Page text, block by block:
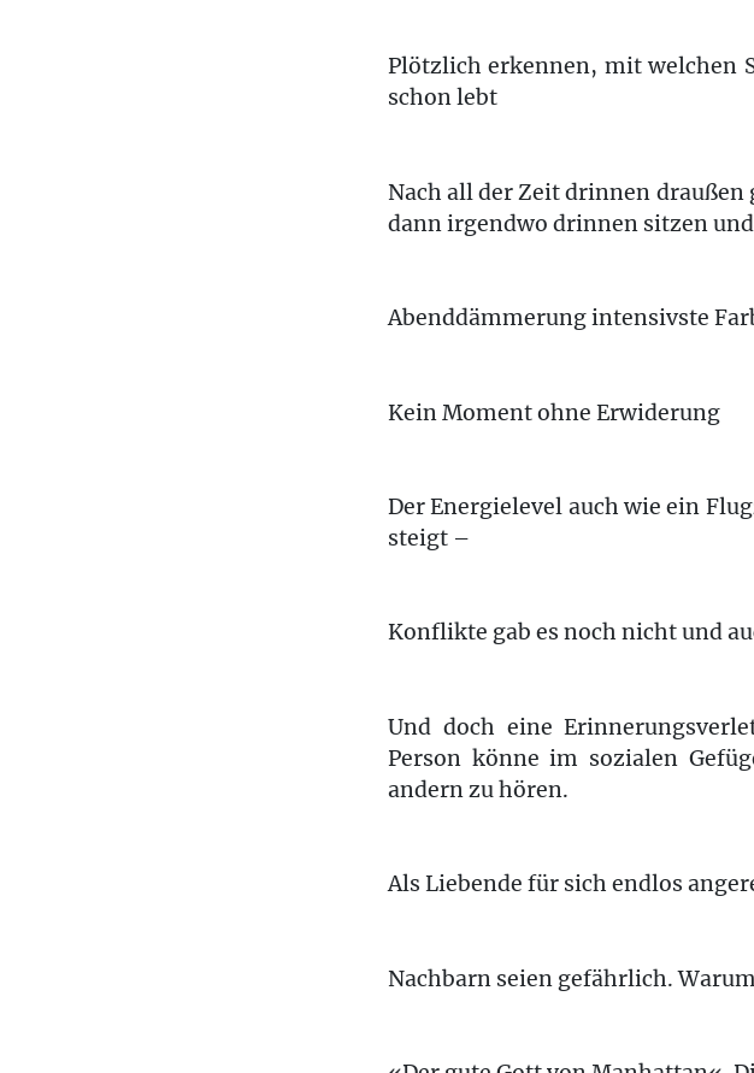
Plötzlich erkennen, mit welchen
schon lebt
Nach all der Zeit drinnen
dann irgendwo drinnen sitzen
Abenddämmerung intensivste
Kein Moment ohne Erwiderung
Der Energielevel auch wie ein
steigt –
Konflikte gab es noch nicht und
Und doch eine
Person könne im sozialen
andern zu hören.
Als Liebende für sich endlos
Nachbarn seien gefährlich.